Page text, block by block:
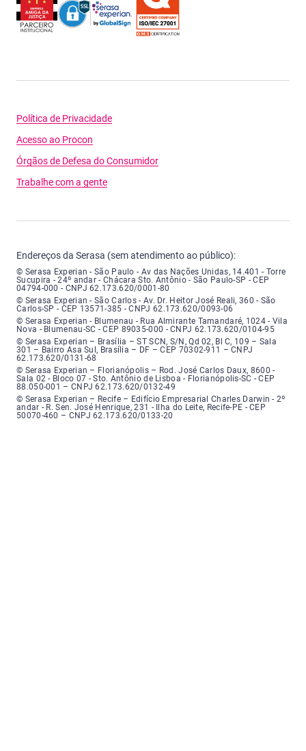
Política de Privacidade
Acesso ao Procon
Órgãos de Defesa do Consumidor
Trabalhe com a gente
Endereços da Serasa (sem atendimento ao público):
Serasa Experian - São Paulo - Endereço: Avenida das Nações Unidas,
© Serasa Experian - São Paulo - Av das Nações Unidas, 14.401 - Torre
Sucupira - 24º andar - Chácara Sto. Antônio - São Paulo-SP - CEP
04794-000 - CNPJ 62.173.620/0001-80
Serasa Experian - São Carlos - Endereço: Avenida Doutor Heitor José
© Serasa Experian - São Carlos - Av. Dr. Heitor José Reali, 360 - São
Carlos-SP - CEP 13571-385 - CNPJ 62.173.620/0093-06
Serasa Experian - Blumenau - Endereço: Rua Almirante Tamandaré,
© Serasa Experian - Blumenau - Rua Almirante Tamandaré, 1024 - Vila
Nova - Blumenau-SC - CEP 89035-000 - CNPJ 62.173.620/0104-95
Serasa Experian - Brasília, Endereço: Setor Comercial Norte, sem
© Serasa Experian – Brasília – ST SCN, S/N, Qd 02, Bl C, 109 – Sala
301 – Bairro Asa Sul, Brasília – DF – CEP 70302-911 – CNPJ
62.173.620/0131-68
Serasa Experian - Florianópolis, Endereço: Rodovia José Carlos, número
© Serasa Experian – Florianópolis – Rod. José Carlos Daux, 8600 -
Sala 02 - Bloco 07 - Sto. Antônio de Lisboa - Florianópolis-SC - CEP
88.050-001 – CNPJ 62.173.620/0132-49
Serasa Experian - Recife, Endereço: Edifício Empresarial Charles Darwin,
© Serasa Experian – Recife – Edifício Empresarial Charles Darwin - 2º
andar - R. Sen. José Henrique, 231 - Ilha do Leite, Recife-PE - CEP
50070-460 – CNPJ 62.173.620/0133-20